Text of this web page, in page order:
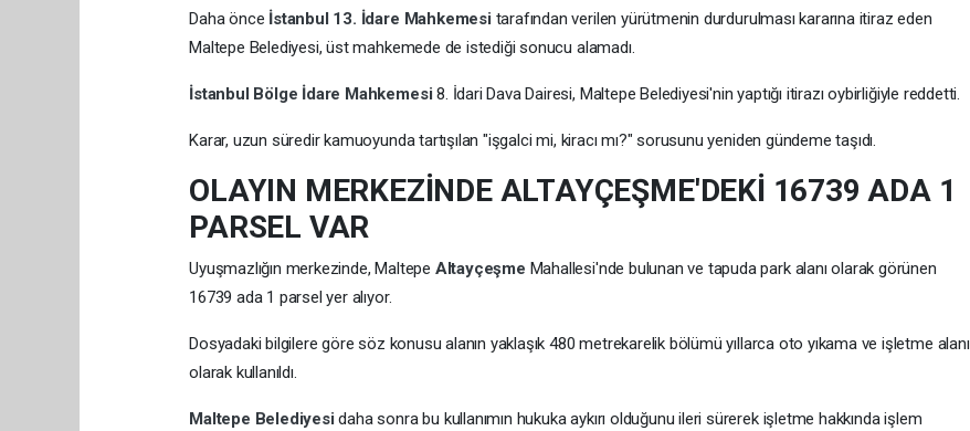
Daha önce İstanbul 13. İdare Mahkemesi tarafından verilen yürütmenin durdurulması kararına itiraz eden
Maltepe Belediyesi, üst mahkemede de istediği sonucu alamadı.
İstanbul Bölge İdare Mahkemesi8. İdari Dava Dairesi, Maltepe Belediyesi'nin yaptığı itirazı oybirliğiyle reddetti.
Karar, uzun süredir kamuoyunda tartışılan "işgalci mi, kiracı mı?" sorusunu yeniden gündeme taşıdı.
OLAYIN MERKEZİNDE ALTAYÇEŞME'DEKİ 16739 ADA 1
PARSEL VAR
Uyuşmazlığın merkezinde, Maltepe Altayçeşme Mahallesi'nde bulunan ve tapuda park alanı olarak görünen
16739 ada 1 parsel yer alıyor.
Dosyadaki bilgilere göre söz konusu alanın yaklaşık 480 metrekarelik bölümü yıllarca oto yıkama ve işletme alanı
olarak kullanıldı.
Maltepe Belediyesidaha sonra bu kullanımın hukuka aykırı olduğunu ileri sürerek işletme hakkında işlem